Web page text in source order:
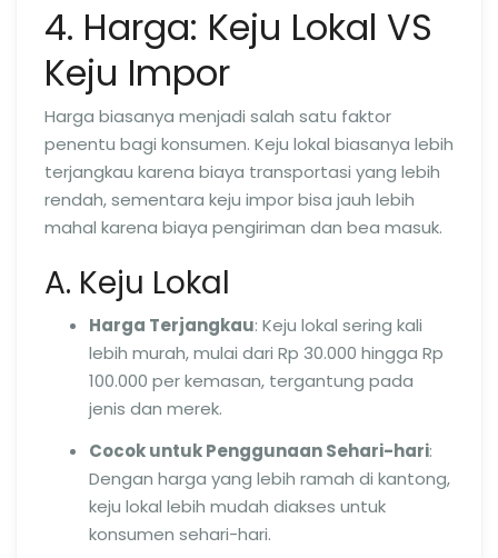
4. Harga: Keju Lokal VS
Keju Impor
Harga biasanya menjadi salah satu faktor
penentu bagi konsumen. Keju lokal biasanya lebih
terjangkau karena biaya transportasi yang lebih
rendah, sementara keju impor bisa jauh lebih
mahal karena biaya pengiriman dan bea masuk.
A. Keju Lokal
Harga Terjangkau: Keju lokal sering kali
lebih murah, mulai dari Rp 30.000 hingga Rp
100.000 per kemasan, tergantung pada
jenis dan merek.
Cocok untuk Penggunaan Sehari-hari:
Dengan harga yang lebih ramah di kantong,
keju lokal lebih mudah diakses untuk
konsumen sehari-hari.